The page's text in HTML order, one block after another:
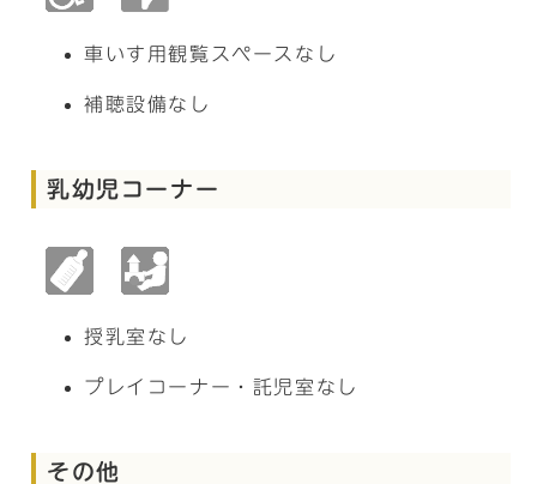
車いす用観覧スペースなし
補聴設備なし
乳幼児コーナー
授乳室なし
プレイコーナー・託児室なし
その他